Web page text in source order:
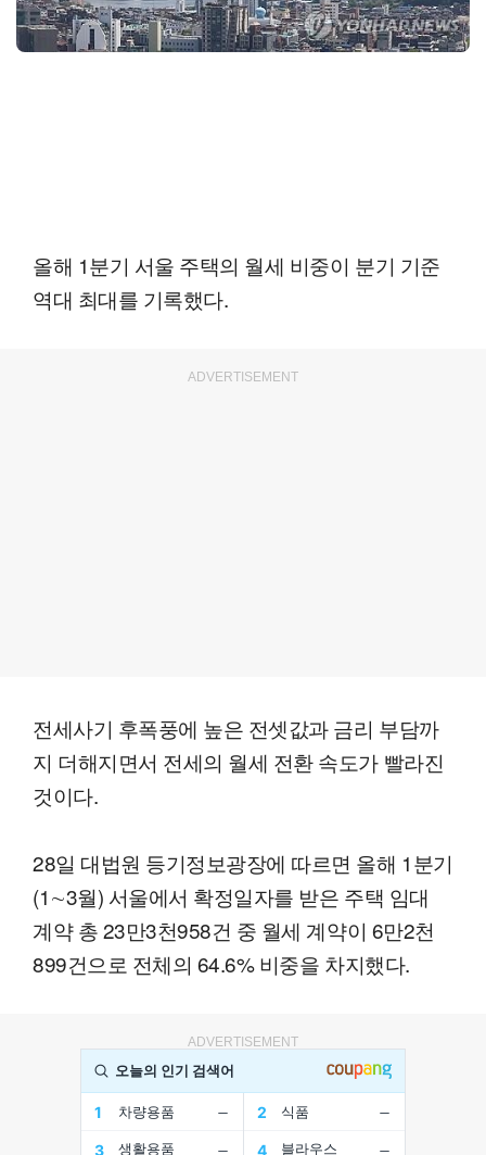
올해 1분기 서울 주택의 월세 비중이 분기 기준
역대 최대를 기록했다.
ADVERTISEMENT
전세사기 후폭풍에 높은 전셋값과 금리 부담까
지 더해지면서 전세의 월세 전환 속도가 빨라진
것이다.
28일 대법원 등기정보광장에 따르면 올해 1분기
(1∼3월) 서울에서 확정일자를 받은 주택 임대
계약 총 23만3천958건 중 월세 계약이 6만2천
899건으로 전체의 64.6% 비중을 차지했다.
ADVERTISEMENT